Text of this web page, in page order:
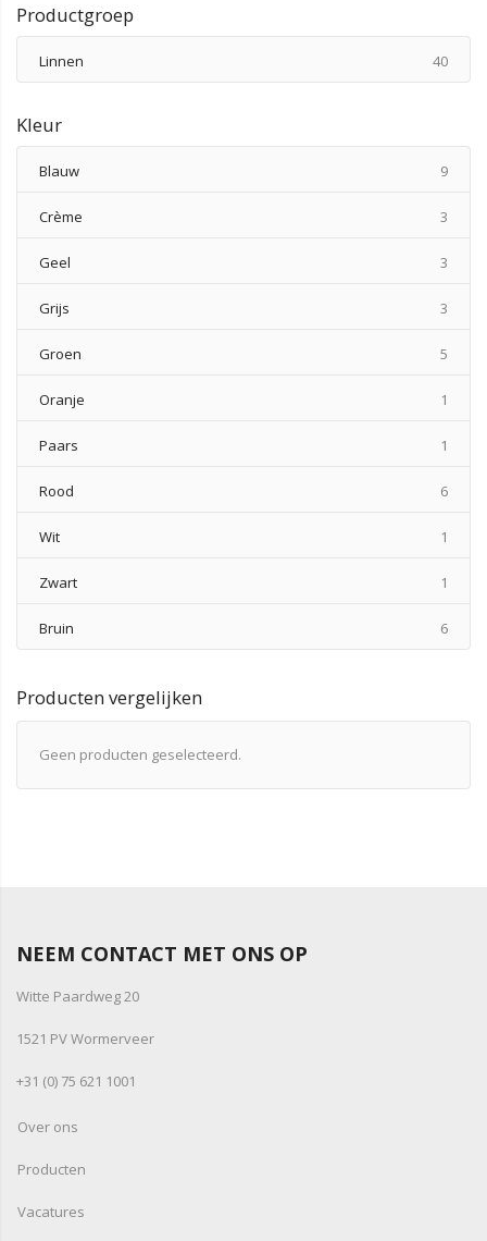
Productgroep
Linnen 40
Kleur
Blauw 9
Crème 3
Geel 3
Grijs 3
Groen 5
Oranje 1
Paars 1
Rood 6
Wit 1
Zwart 1
Bruin 6
Producten vergelijken
Geen producten geselecteerd.
NEEM CONTACT MET ONS OP
Witte Paardweg 20
1521 PV Wormerveer
+31 (0) 75 621 1001
Over ons
Producten
Vacatures